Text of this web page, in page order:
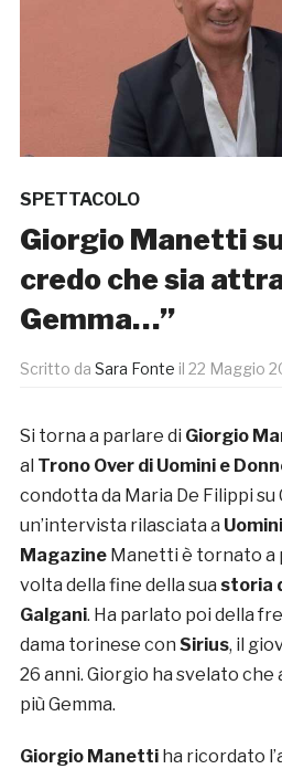
SPETTACOLO
Giorgio Manetti
credo che sia
Gemma…”
Scritto da Sara Fonte il 22 Maggio
Si torna a parlare di Giorgio
al Trono Over di Uomini e
condotta da Maria De Filippi su
un’intervista rilasciata a
Magazine Manetti è tornato a
volta della fine della sua storia
Galgani. Ha parlato poi della
dama torinese con Sirius, il
26 anni. Giorgio ha svelato
più Gemma.
Giorgio Manetti ha ricordato